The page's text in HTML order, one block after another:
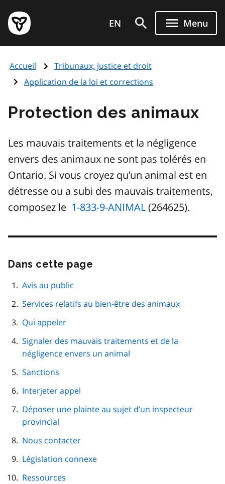
au
contenu
principal
Page
d'accueil
de
l'Ontario
EN Menu
Accueil
Tribunaux, justice et droit
Application de la loi et corrections
Protection des animaux
Les mauvais traitements et la négligence
envers des animaux ne sont pas tolérés en
Ontario. Si vous croyez qu’un animal est en
détresse ou a subi des mauvais traitements,
composez le 1-833-9-ANIMAL(264625).
Dans cette page
page
Avis au public
Services relatifs au bien-être des animaux
Qui appeler
Signaler des mauvais traitements et de la
négligence envers un animal
Sanctions
Interjeter appel
Déposer une plainte au sujet d’un inspecteur
provincial
Nous contacter
Législation connexe
Ressources